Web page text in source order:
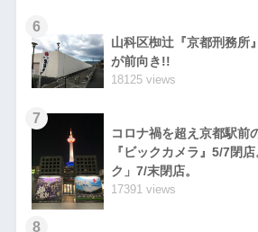
6
山科区椥辻『京都刑務所
が前向き!!
18125 views
7
コロナ禍を超え京都駅前
『ビックカメラ』5/7閉
ク」7/末閉店。
17391 views
8